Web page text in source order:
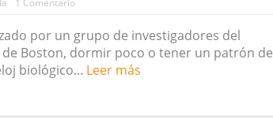
1 Comentario
por un grupo de investigadores del
Boston, dormir poco o tener un patrón de
biológico... Leer más